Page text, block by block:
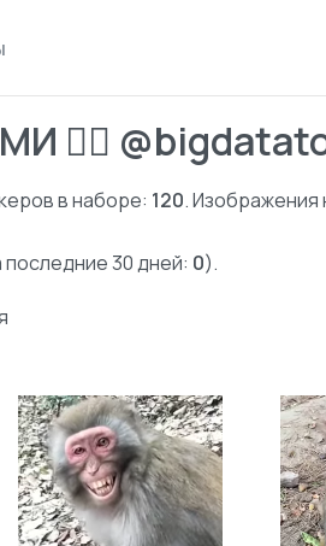
👉🏻
в наборе: 120.
последние 30 дней: 0).